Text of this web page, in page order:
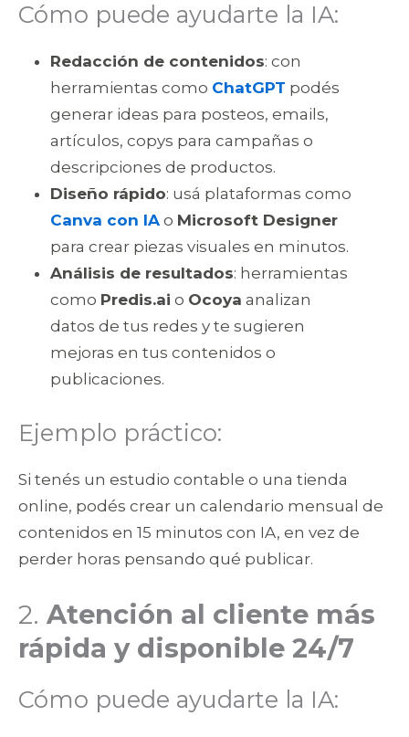
Cómo puede ayudarte la IA:
Redacción de contenidos: con
herramientas como ChatGPT podés
generar ideas para posteos, emails,
artículos, copys para campañas o
descripciones de productos.
Diseño rápido: usá plataformas como
Canva con IA o Microsoft Designer
para crear piezas visuales en minutos.
Análisis de resultados: herramientas
como Predis.ai o Ocoya analizan
datos de tus redes y te sugieren
mejoras en tus contenidos o
publicaciones.
Ejemplo práctico:
Si tenés un estudio contable o una tienda
online, podés crear un calendario mensual de
contenidos en 15 minutos con IA, en vez de
perder horas pensando qué publicar.
2. Atención al cliente más
rápida y disponible 24/7
Cómo puede ayudarte la IA: